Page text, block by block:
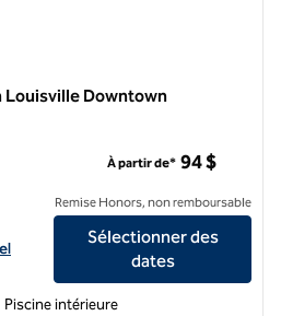
Louisville Downtown
Home2 Suites by Hilton Louisville
À partir de* 94 $
Remise Honors, non remboursable
Sélectionner des
dates
Piscine intérieure